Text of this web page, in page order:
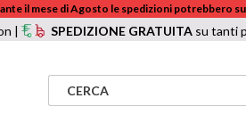
il mese di Agosto le spedizioni potrebbero
| SPEDIZIONE GRATUITAsu tanti